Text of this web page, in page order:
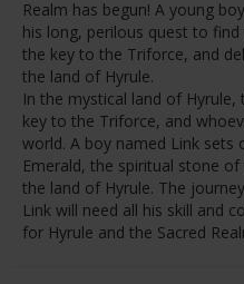
Realm has begun! A young
his long, perilous quest to
the key to the Triforce, and
the land of Hyrule.
In the mystical land of
key to the Triforce, and
world. A boy named Link
Emerald, the spiritual stone
the land of Hyrule. The
Link will need all his skill and
for Hyrule and the Sacred